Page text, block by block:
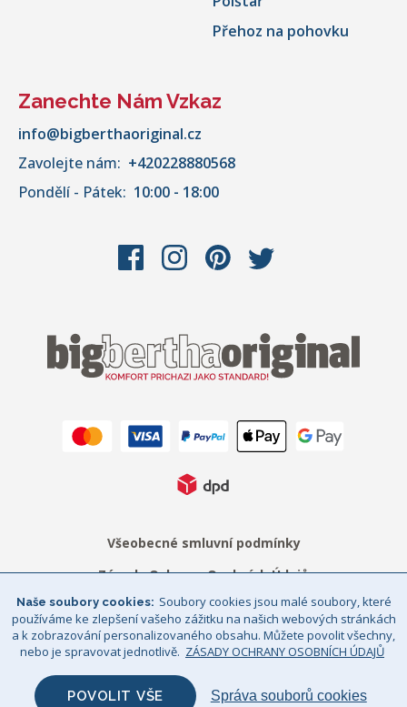
Přehoz na pohovku
Zanechte Nám Vzkaz
info@bigberthaoriginal.cz
Zavolejte nám: +420228880568
Pondělí - Pátek: 10:00 - 18:00
Všeobecné smluvní podmínky
Zásady Ochrany Osobních Údajů
Právní upozornění
Sitemap
© Big Bertha Original 2026
GHS Retail Ltd / Registrace k DPH: CZ 685352911
Naše soubory cookies
Soubory cookies jsou malé soubory, které
používáme ke zlepšení vašeho zážitku na našich webových stránkách
a k zobrazování personalizovaného obsahu. Můžete povolit všechny,
nebo je spravovat jednotlivě. ZÁSADY OCHRANY OSOBNÍCH ÚDAJŮ
POVOLIT VŠE Správa souborů cookies